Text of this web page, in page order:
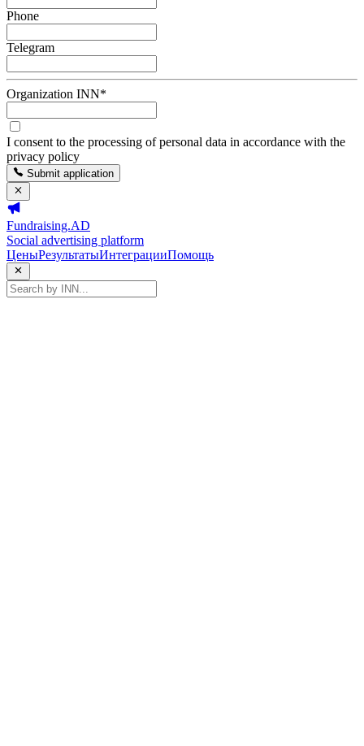
Phone
Telegram
Organization INN*
I consent to the processing of personal data in accordance with the
privacy policy
Submit application
Fundraising.AD
Social advertising platform
ЦеныРезультатыИнтеграцииПомощь